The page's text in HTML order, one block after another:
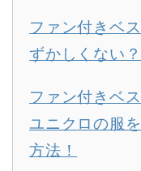
ファン付きベ
ずかしくない
ファン付きベ
ユニクロの服
方法！